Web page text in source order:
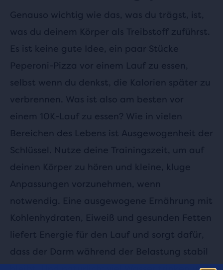
Genauso wichtig wie das, was du trägst, ist,
was du deinem Körper als Treibstoff zuführst.
Es ist keine gute Idee, ein paar Stücke
Peperoni-Pizza vor einem Lauf zu essen,
selbst wenn du denkst, die Kalorien später zu
verbrennen. Was ist also am besten vor
einem 10K-Lauf zu essen? Wie in vielen
Bereichen des Lebens ist Ausgewogenheit der
Schlüssel. Nutze deine Trainingszeit, um auf
deinen Körper zu hören und kleine, kluge
Anpassungen vorzunehmen, wenn
notwendig. Eine ausgewogene Ernährung mit
Kohlenhydraten, Eiweiß und gesunden Fetten
liefert Energie für den Lauf und sorgt dafür,
dass der Darm während der Belastung stabil